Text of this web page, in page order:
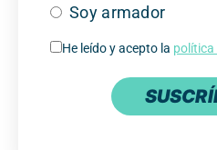
Soy armador
He leído y acepto la política